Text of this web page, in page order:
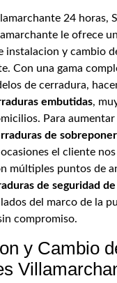
24 horas,
le ofrece
instalacion y cambio
Con una gama
de cerradura,
embutidas,
Para aumentar
de sobreponer
ocasiones el cliente
múltiples puntos de
de seguridad
del marco de la
compromiso.
y Cambio